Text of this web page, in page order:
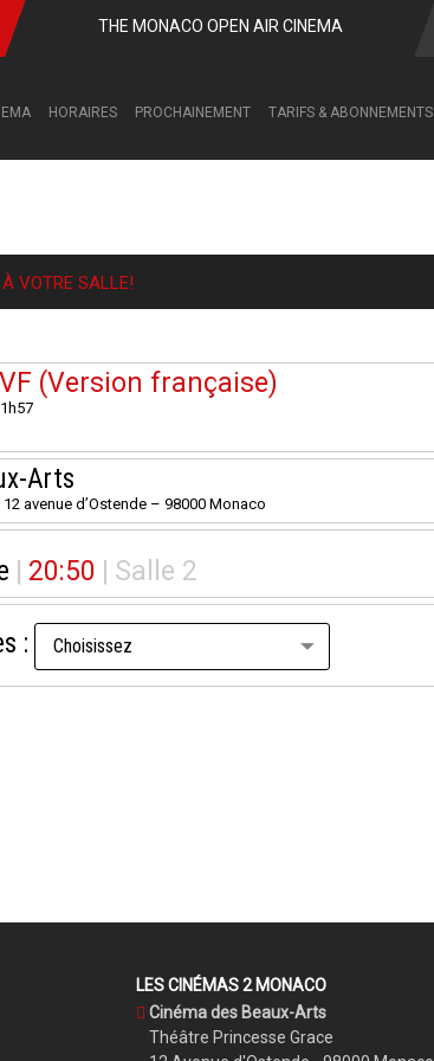
THE MONACO OPEN AIR CINEMA
HORAIRES PROCHAINEMENT TARIFS & ABONNEMENTS
VOTRE SALLE!
VF (Version française)
Arts
avenue d’Ostende – 98000 Monaco
20:50 Salle 2
:
LES CINÉMAS 2 MONACO
Cinéma des Beaux-Arts
Théâtre Princesse Grace